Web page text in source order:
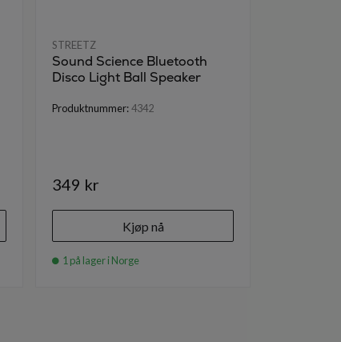
STREETZ
Sound Science Bluetooth
Disco Light Ball Speaker
Produktnummer:4342
349 kr
Kjøp nå
1 på lager i Norge